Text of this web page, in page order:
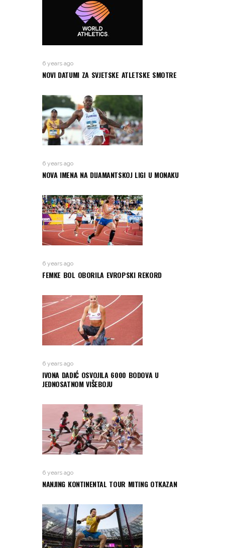
6 years ago
NOVI DATUMI ZA SVJETSKE ATLETSKE SMOTRE
6 years ago
NOVA IMENA NA DIJAMANTSKOJ LIGI U MONAKU
6 years ago
FEMKE BOL OBORILA EVROPSKI REKORD
6 years ago
IVONA DADIĆ OSVOJILA 6000 BODOVA U
JEDNOSATNOM VIŠEBOJU
6 years ago
NANJING KONTINENTAL TOUR MITING OTKAZAN